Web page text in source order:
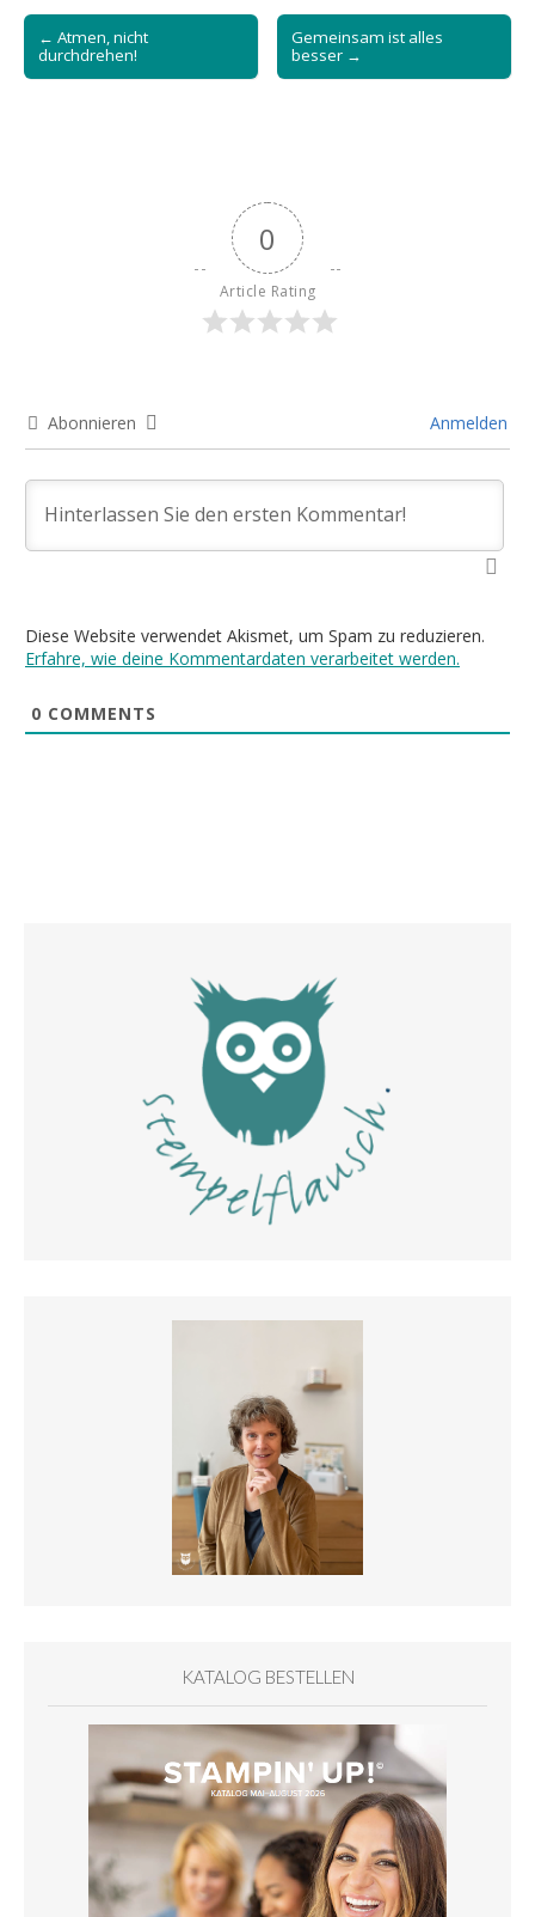
Post
navigation
← Atmen, nicht
durchdrehen!
Gemeinsam ist alles
besser →
0
Article Rating
Abonnieren Anmelden
Diese Website verwendet Akismet, um Spam zu reduzieren.
Erfahre, wie deine Kommentardaten verarbeitet werden.
0 COMMENTS
KATALOG BESTELLEN